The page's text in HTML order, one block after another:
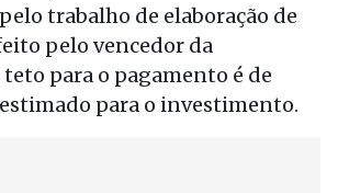
trabalho de elaboração de
pelo vencedor da
teto para o pagamento é de
para o investimento.